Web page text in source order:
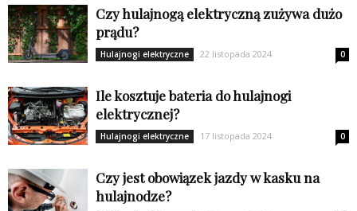
Czy hulajnogą elektryczną zużywa dużo
prądu?
Hulajnogi elektryczne 22 listopada 2024 0
Ile kosztuje bateria do hulajnogi
elektrycznej?
Hulajnogi elektryczne 17 listopada 2024 0
Czy jest obowiązek jazdy w kasku na
hulajnodze?